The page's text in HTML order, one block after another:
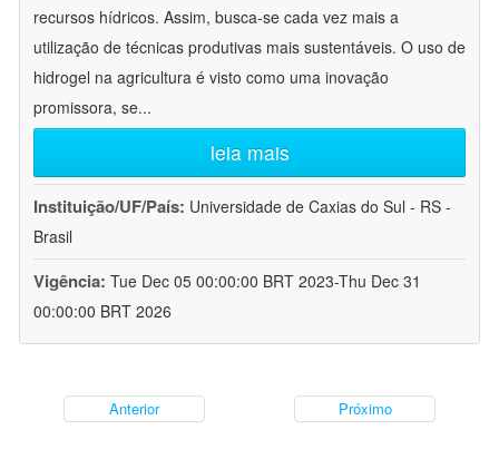
recursos hídricos. Assim, busca-se cada vez mais a
utilização de técnicas produtivas mais sustentáveis. O uso de
hidrogel na agricultura é visto como uma inovação
promissora, se...
leia mais
Instituição/UF/País: Universidade de Caxias do Sul - RS -
Brasil
Vigência: Tue Dec 05 00:00:00 BRT 2023-Thu Dec 31
00:00:00 BRT 2026
Anterior Próximo